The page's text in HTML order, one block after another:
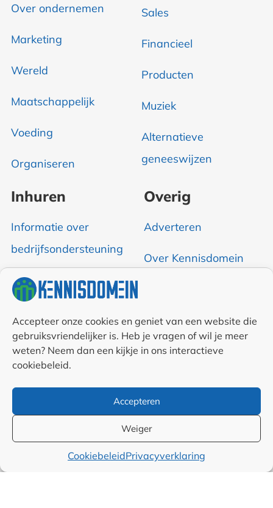
Accepteer onze cookies en geniet van een website die
gebruiksvriendelijker is. Heb je vragen of wil je meer
weten? Neem dan een kijkje in ons interactieve
cookiebeleid.
Accepteren
Weiger
CookiebeleidPrivacyverklaring
Over ondernemen
Marketing
Wereld
Maatschappelijk
Voeding
Organiseren
Sales
Financieel
Producten
Muziek
Alternatieve
geneeswijzen
Inhuren
Informatie over
bedrijfsondersteuning
Overig
Adverteren
Over Kennisdomein
RSS & Nieuwsfeed
Auteurs
linkpartners
Algemene
voorwaarden